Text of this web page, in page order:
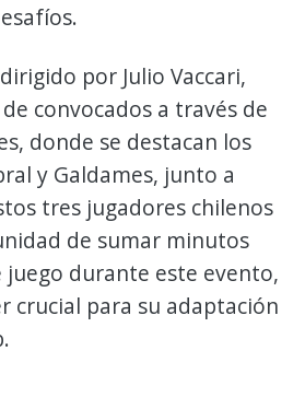
por Julio Vaccari,
convocados a través de
donde se destacan los
y Galdames, junto a
tres jugadores chilenos
de sumar minutos
durante este evento,
crucial para su adaptación